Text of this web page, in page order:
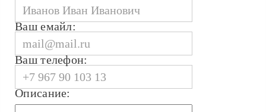
Ваш емайл:
Ваш телефон:
Описание: